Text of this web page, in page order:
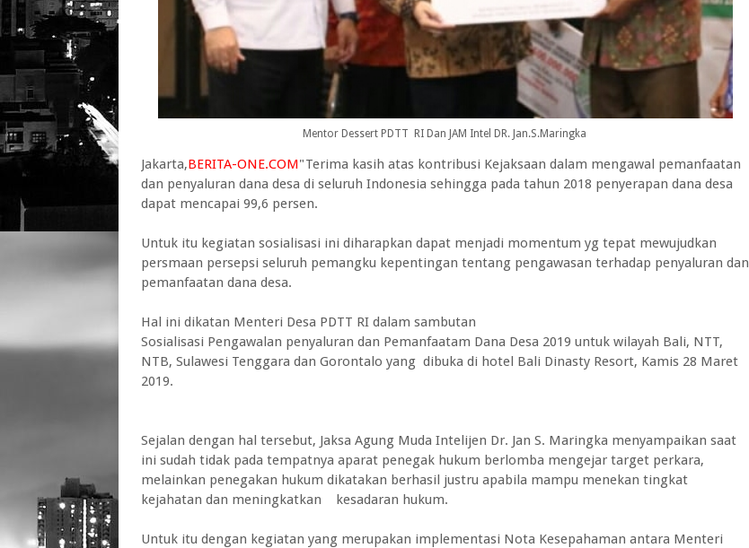
Mentor Dessert PDTT RI Dan JAM Intel DR. Jan.S.Maringka
Jakarta,BERITA-ONE.COM"Terima kasih atas kontribusi Kejaksaan dalam mengawal pemanfaatan
dan penyaluran dana desa di seluruh Indonesia sehingga pada tahun 2018 penyerapan dana desa
dapat mencapai 99,6 persen.
Untuk itu kegiatan sosialisasi ini diharapkan dapat menjadi momentum yg tepat mewujudkan
persmaan persepsi seluruh pemangku kepentingan tentang pengawasan terhadap penyaluran dan
pemanfaatan dana desa.
Hal ini dikatan Menteri Desa PDTT RI dalam sambutan
Sosialisasi Pengawalan penyaluran dan Pemanfaatam Dana Desa 2019 untuk wilayah Bali, NTT,
NTB, Sulawesi Tenggara dan Gorontalo yang dibuka di hotel Bali Dinasty Resort, Kamis 28 Maret
2019.
Sejalan dengan hal tersebut, Jaksa Agung Muda Intelijen Dr. Jan S. Maringka menyampaikan saat
ini sudah tidak pada tempatnya aparat penegak hukum berlomba mengejar target perkara,
melainkan penegakan hukum dikatakan berhasil justru apabila mampu menekan tingkat
kejahatan dan meningkatkan kesadaran hukum.
Untuk itu dengan kegiatan yang merupakan implementasi Nota Kesepahaman antara Menteri